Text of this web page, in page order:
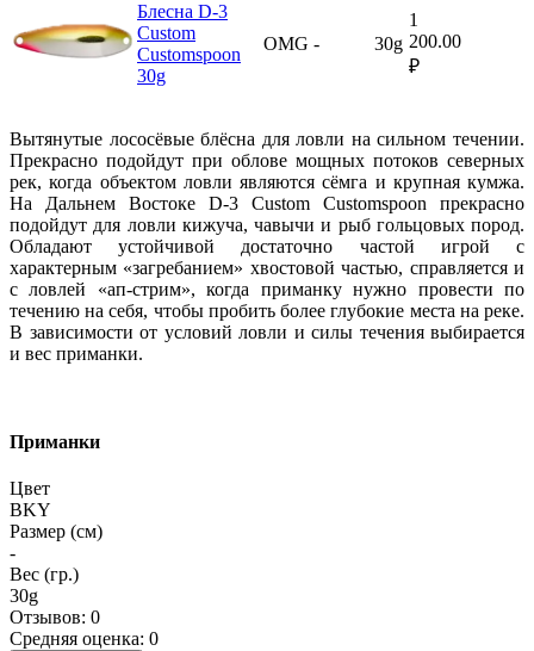
Блесна D-3
Custom
Customspoon
30g
OMG - 30g
1
200.00
₽
Вытянутые лососёвые блёсна для ловли на сильном течении.
Прекрасно подойдут при облове мощных потоков северных
рек, когда объектом ловли являются сёмга и крупная кумжа.
На Дальнем Востоке D-3 Custom Customspoon прекрасно
подойдут для ловли кижуча, чавычи и рыб гольцовых пород.
Обладают устойчивой достаточно частой игрой с
характерным «загребанием» хвостовой частью, справляется и
с ловлей «ап-стрим», когда приманку нужно провести по
течению на себя, чтобы пробить более глубокие места на реке.
В зависимости от условий ловли и силы течения выбирается
и вес приманки.
Приманки
Цвет
BKY
Размер (см)
-
Вес (гр.)
30g
Отзывов: 0
Средняя оценка: 0